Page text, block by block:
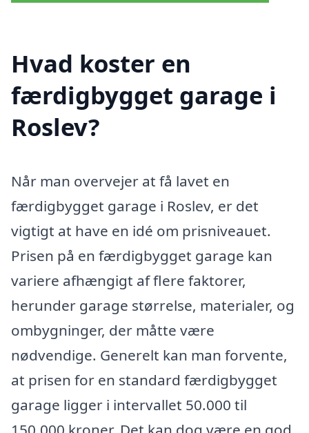
Hvad koster en
færdigbygget garage i
Roslev?
Når man overvejer at få lavet en
færdigbygget garage i Roslev, er det
vigtigt at have en idé om prisniveauet.
Prisen på en færdigbygget garage kan
variere afhængigt af flere faktorer,
herunder garage størrelse, materialer, og
ombygninger, der måtte være
nødvendige. Generelt kan man forvente,
at prisen for en standard færdigbygget
garage ligger i intervallet 50.000 til